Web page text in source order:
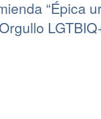
“Épica